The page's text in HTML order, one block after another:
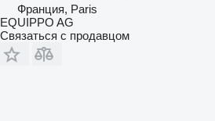
Франция, Paris
EQUIPPO AG
Связаться с продавцом